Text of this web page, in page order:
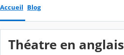
Accueil Blog
Théatre en anglais